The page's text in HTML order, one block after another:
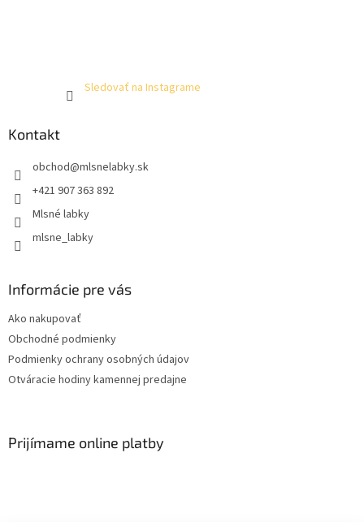
Sledovať na Instagrame
Kontakt
obchod@mlsnelabky.sk
+421 907 363 892
Mlsné labky
mlsne_labky
Informácie pre vás
Ako nakupovať
Obchodné podmienky
Podmienky ochrany osobných údajov
Otváracie hodiny kamennej predajne
Prijímame online platby